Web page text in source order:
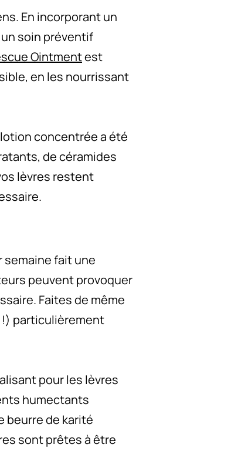
En incorporant un
soin préventif
Ointmentest
en les nourrissant
concentrée a été
de céramides
lèvres restent
semaine fait une
peuvent provoquer
Faites de même
!) particulièrement
pour les lèvres
humectants
beurre de karité
sont prêtes à être